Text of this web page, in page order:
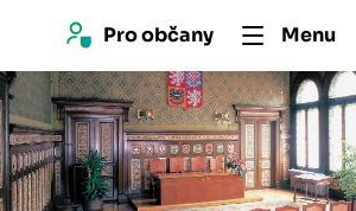
Pro občany Menu